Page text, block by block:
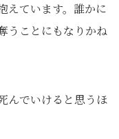
えています。誰かに
うことにもなりかね
んでいけると思うほ